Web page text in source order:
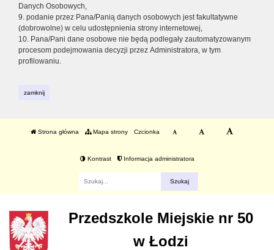
Danych Osobowych,
9. podanie przez Pana/Panią danych osobowych jest fakultatywne
(dobrowolne) w celu udostępnienia strony internetowej,
10. Pana/Pani dane osobowe nie będą podlegały zautomatyzowanym
procesom podejmowania decyzji przez Administratora, w tym
profilowaniu.
zamknij
Strona główna Mapa strony Czcionka
Kontrast Informacja administratora
Przedszkole Miejskie nr 50
w Łodzi